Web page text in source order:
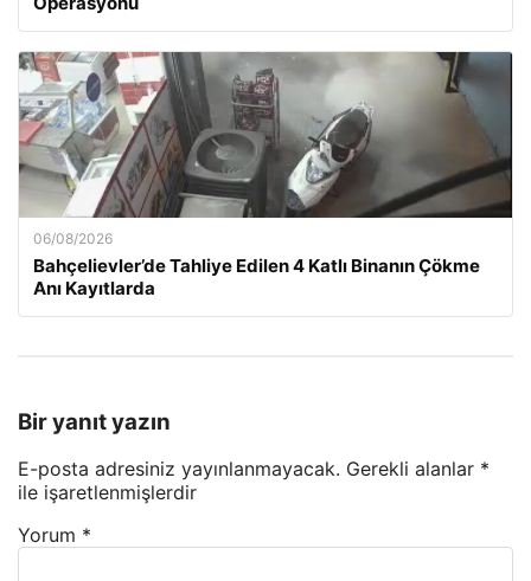
06/08/2026
Bahçelievler’de Tahliye Edilen 4 Katlı Binanın Çökme
Anı Kayıtlarda
Bir yanıt yazın
E-posta adresiniz yayınlanmayacak. Gerekli alanlar *
ile işaretlenmişlerdir
Yorum *